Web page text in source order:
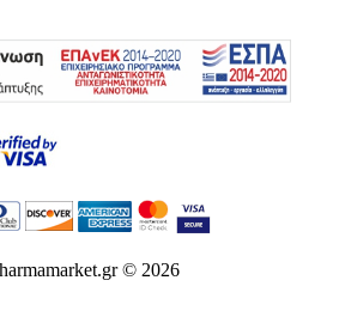
© 2026